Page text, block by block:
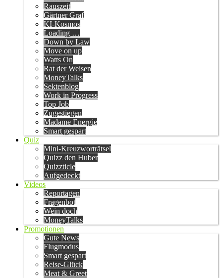
Rauszeit
Gärtner Graf
KI-Kosmos
Loading …
Down by Law
Move on up
Watts On
Rat der Weisen
MoneyTalks
Sektenblog
Work in Progress
Top Job
Zugestiegen
Madame Energie
Smart gespart
Quiz
Mini-Kreuzworträtsel
Quizz den Huber
Quizzticle
Aufgedeckt
Videos
Reportagen
Fragenbot
Wein doch
MoneyTalks
Promotionen
Gute News
Flugmodus
Smart gespart
Reise-Glück
Meat & Greet